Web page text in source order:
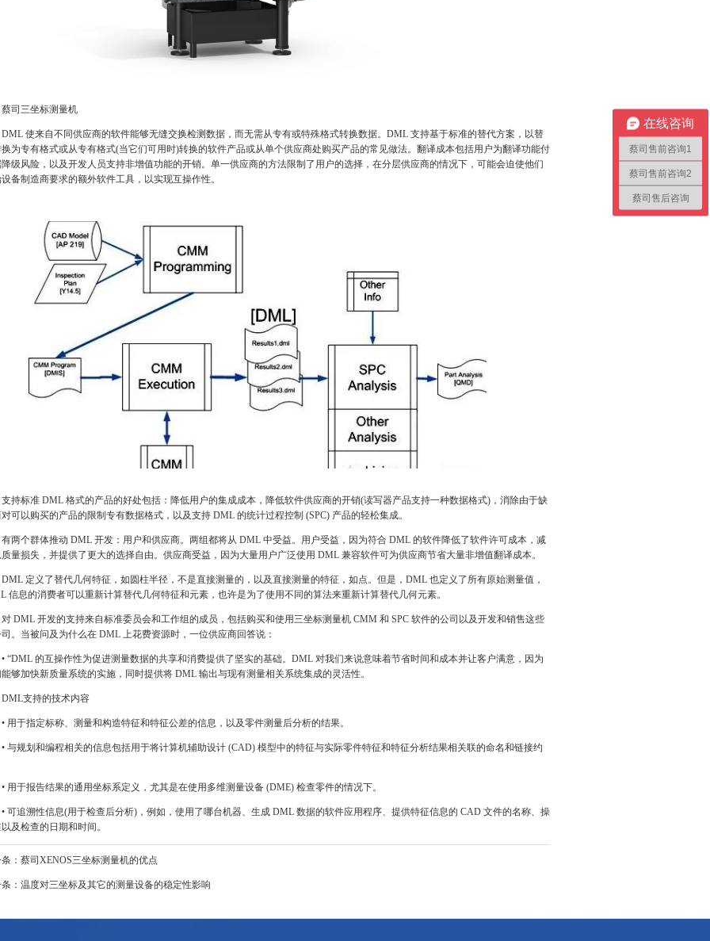
三坐标测量机
使来自不同供应商的软件能够无缝交换检测数据，而无需从专有或特殊格式转换数据。DML 支持基于标准的替代方案，以替
为专有格式或从专有格式(当它们可用时)转换的软件产品或从单个供应商处购买产品的常见做法。翻译成本包括用户为翻译功能付
级风险，以及开发人员支持非增值功能的开销。单一供应商的方法限制了用户的选择，在分层供应商的情况下，可能会迫使他们
备制造商要求的额外软件工具，以实现互操作性。
标准 DML 格式的产品的好处包括：降低用户的集成成本，降低软件供应商的开销(读写器产品支持一种数据格式)，消除由于缺
可以购买的产品的限制专有数据格式，以及支持 DML 的统计过程控制 (SPC) 产品的轻松集成。
个群体推动 DML 开发：用户和供应商。两组都将从 DML 中受益。用户受益，因为符合 DML 的软件降低了软件许可成本，减
量损失，并提供了更大的选择自由。供应商受益，因为大量用户广泛使用 DML 兼容软件可为供应商节省大量非增值翻译成本。
定义了替代几何特征，如圆柱半径，不是直接测量的，以及直接测量的特征，如点。但是，DML 也定义了所有原始测量值，
信息的消费者可以重新计算替代几何特征和元素，也许是为了使用不同的算法来重新计算替代几何元素。
开发的支持来自标准委员会和工作组的成员，包括购买和使用三坐标测量机 CMM 和 SPC 软件的公司以及开发和销售这些
。当被问及为什么在 DML 上花费资源时，一位供应商回答说：
的互操作性为促进测量数据的共享和消费提供了坚实的基础。DML 对我们来说意味着节省时间和成本并让客户满意，因为
够加快新质量系统的实施，同时提供将 DML 输出与现有测量相关系统集成的灵活性。
支持的技术内容
于指定标称、测量和构造特征和特征公差的信息，以及零件测量后分析的结果。
规划和编程相关的信息包括用于将计算机辅助设计 (CAD) 模型中的特征与实际零件特征和特征分析结果相关联的命名和链接约
于报告结果的通用坐标系定义，尤其是在使用多维测量设备 (DME) 检查零件的情况下。
追溯性信息(用于检查后分析)，例如，使用了哪台机器、生成 DML 数据的软件应用程序、提供特征信息的 CAD 文件的名称、操
及检查的日期和时间。
条： 蔡司XENOS三坐标测量机的优点
： 温度对三坐标及其它的测量设备的稳定性影响
在线咨询
蔡司售前咨询1
蔡司售前咨询2
蔡司售后咨询